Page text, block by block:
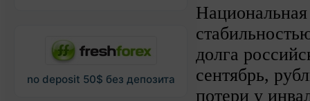
no deposit 50$ без депозита
долга
сентябрь,
потери у